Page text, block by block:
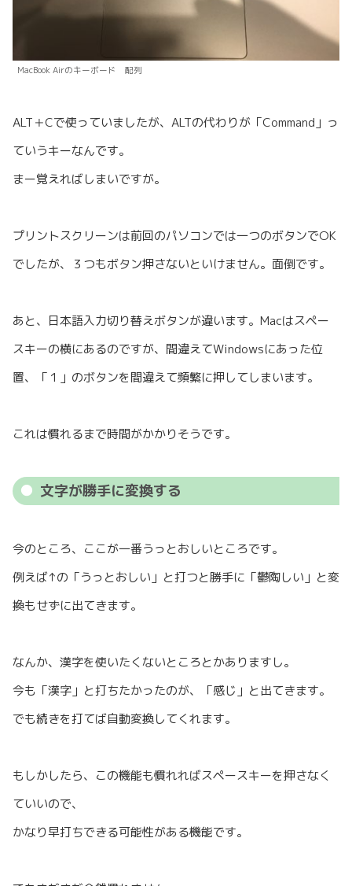
MacBook Airのキーボード 配列
ALT＋Cで使っていましたが、ALTの代わりが「Command」っ
ていうキーなんです。
まー覚えればしまいですが。
プリントスクリーンは前回のパソコンでは一つのボタンでOK
でしたが、３つもボタン押さないといけません。面倒です。
あと、日本語入力切り替えボタンが違います。Macはスペー
スキーの横にあるのですが、間違えてWindowsにあった位
置、「１」のボタンを間違えて頻繁に押してしまいます。
これは慣れるまで時間がかかりそうです。
文字が勝手に変換する
今のところ、ここが一番うっとおしいところです。
例えば↑の「うっとおしい」と打つと勝手に「鬱陶しい」と変
換もせずに出てきます。
なんか、漢字を使いたくないところとかありますし。
今も「漢字」と打ちたかったのが、「感じ」と出てきます。
でも続きを打てば自動変換してくれます。
もしかしたら、この機能も慣れればスペースキーを押さなく
ていいので、
かなり早打ちできる可能性がある機能です。